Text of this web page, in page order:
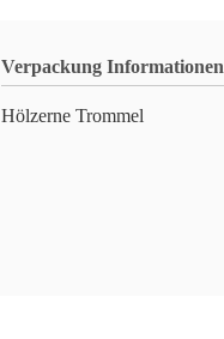
Verpackung Informationen
Hölzerne Trommel